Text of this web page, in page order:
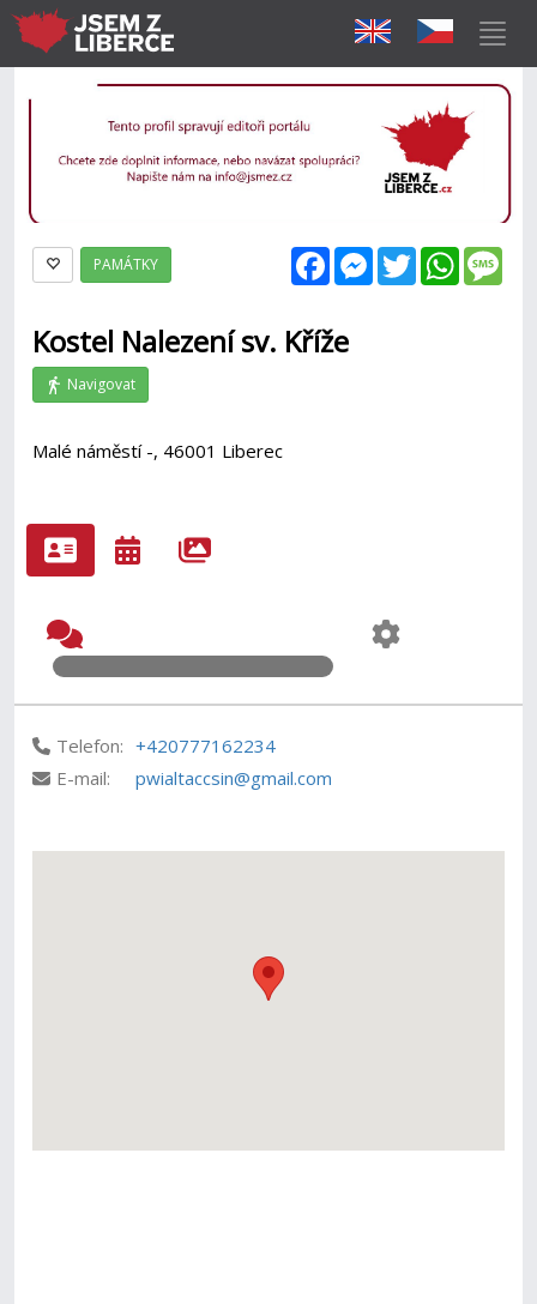
FacebookMessenger
Twitter
PAMÁTKY
Kostel Nalezení sv. Kříže
Navigovat
Malé náměstí -, 46001 Liberec
Telefon: +420777162234
E-mail:
pwialtaccsin@gmail.com